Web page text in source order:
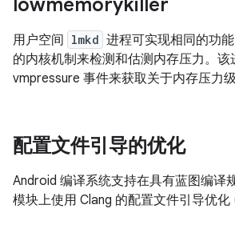
lowmemorykiller
用户空间 lmkd 进程可实现相同的功
的内核机制来检测和估测内存压力。
vmpressure 事件来获取关于内存压力级
配置文件引导的优化
Android 编译系统支持在具有蓝图编译
模块上使用 Clang 的配置文件引导优化